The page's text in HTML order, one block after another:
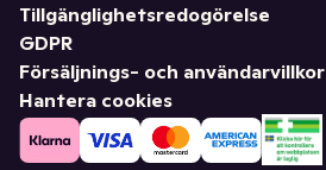
Tillgänglighetsredogörelse
GDPR
Försäljnings- och användarvillkor
Hantera cookies